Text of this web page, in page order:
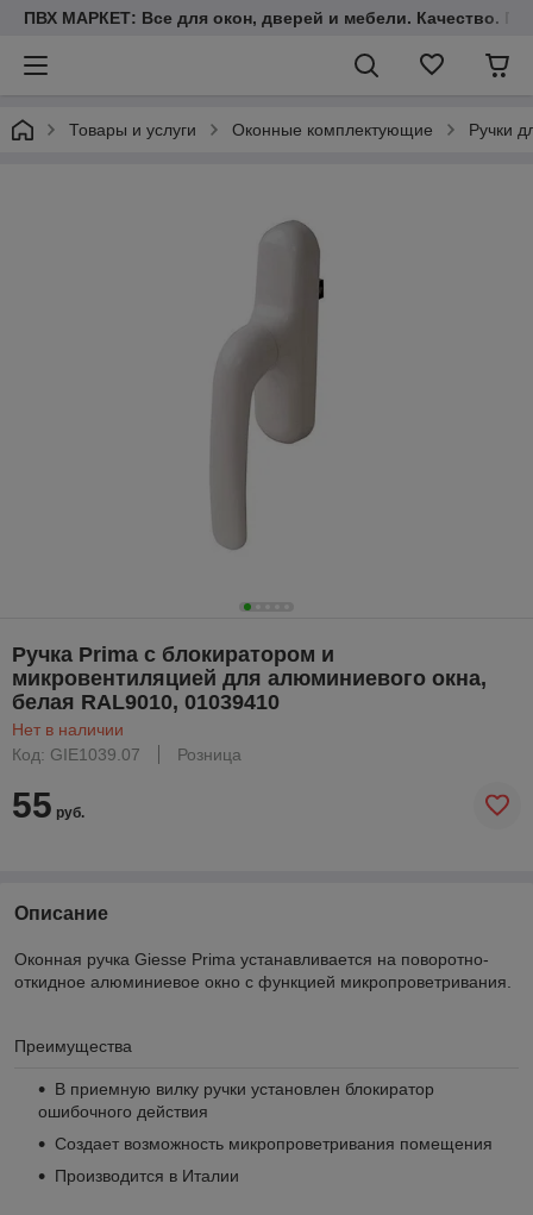
ПВХ МАРКЕТ: Все для окон, дверей и мебели. Качество.
Товары и услуги Оконные комплектующие Ручки
Ручка Prima с блокиратором и
микровентиляцией для алюминиевого окна,
белая RAL9010, 01039410
Нет в наличии
Код: GIE1039.07
Розница
55 руб.
Описание
Оконная ручка Giesse Prima устанавливается на поворотно-
откидное алюминиевое окно с функцией микропроветривания.
Преимущества
В приемную вилку ручки установлен блокиратор
ошибочного действия
Создает возможность микропроветривания помещения
Производится в Италии